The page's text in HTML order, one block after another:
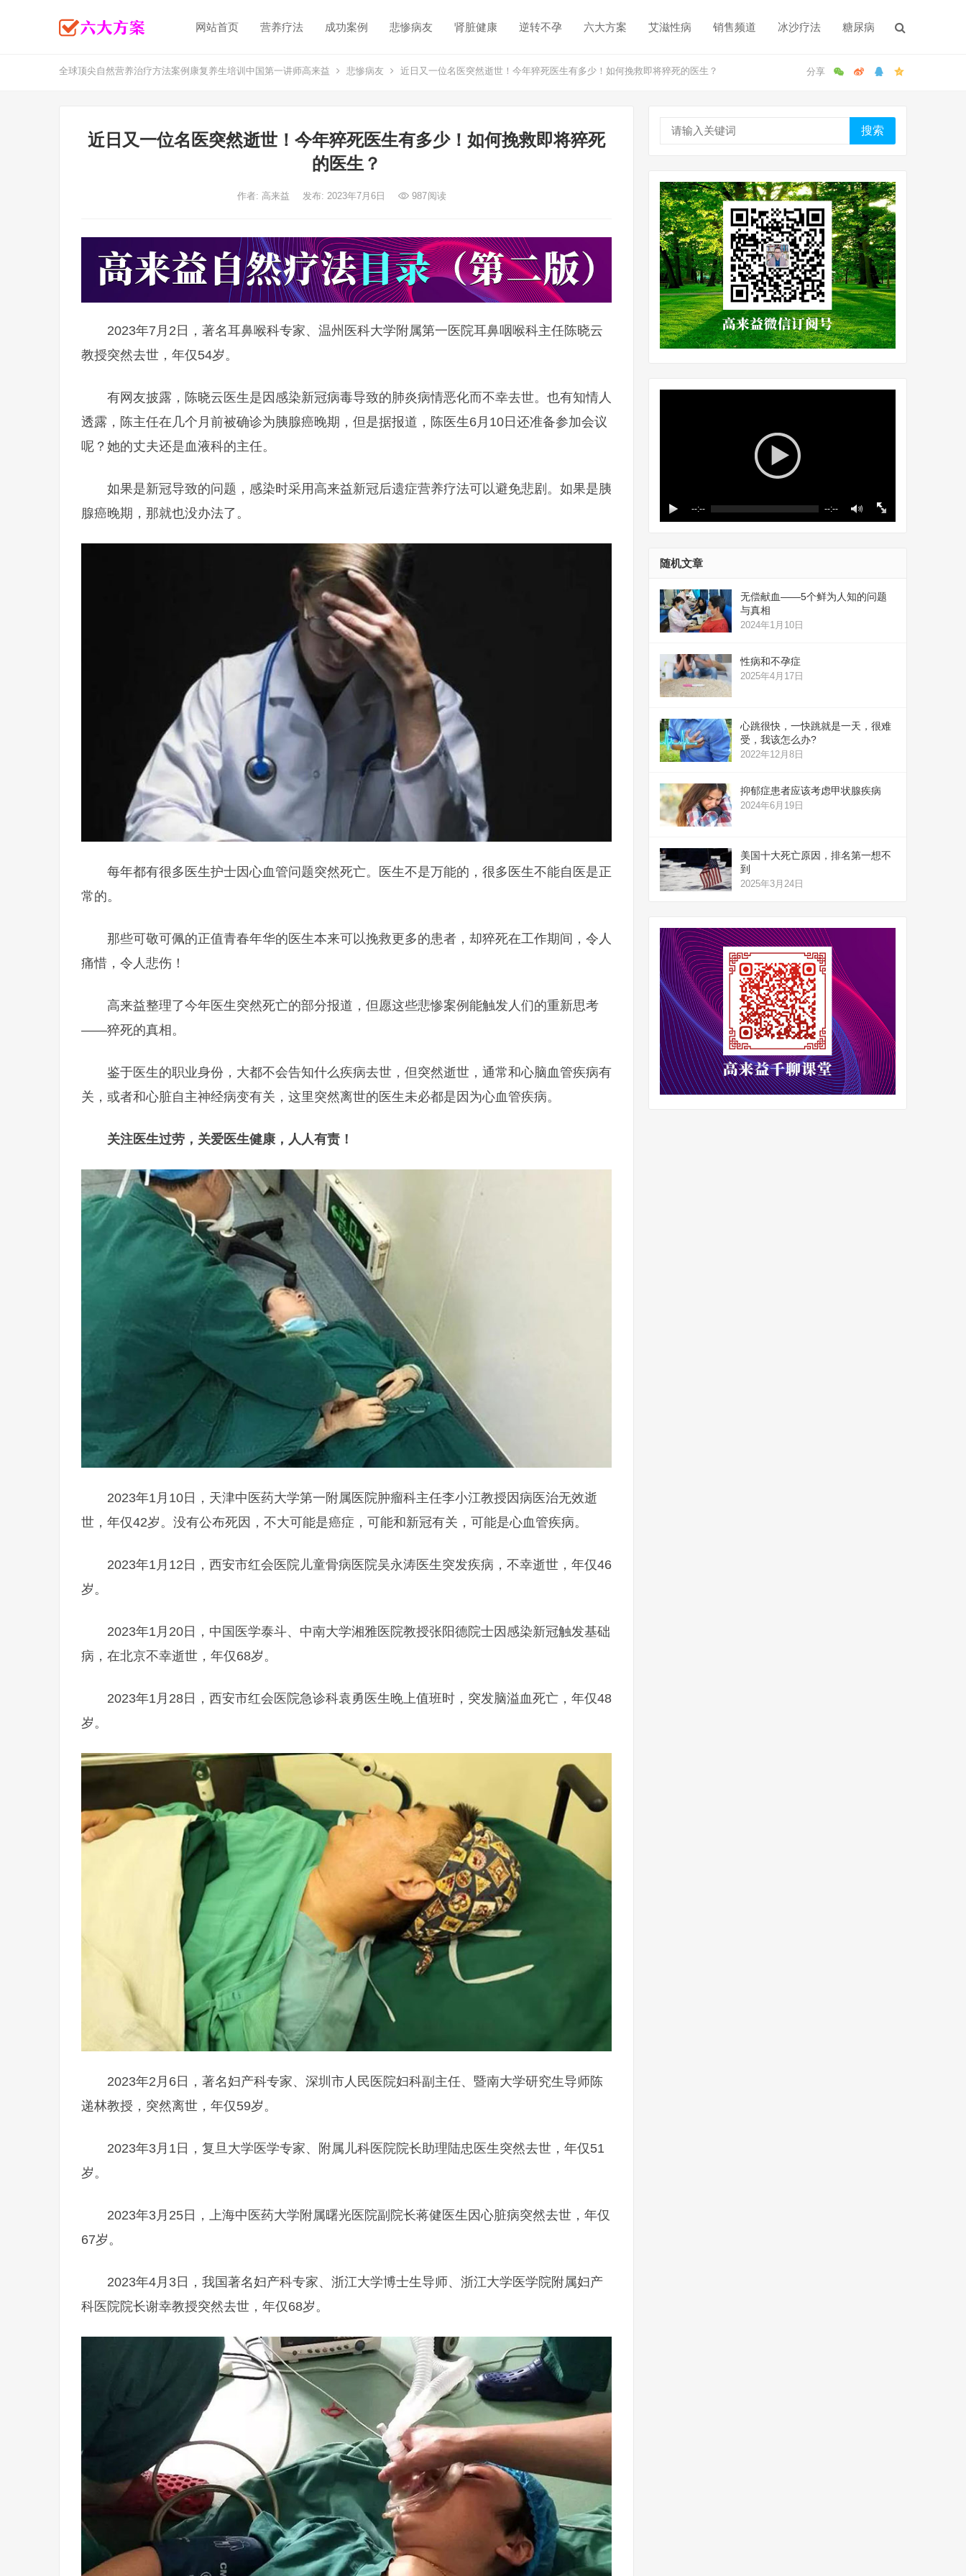
网站首页 营养疗法 成功案例 悲惨病友 肾脏健康 逆转不孕 六大方案 艾滋性病 销售频道 冰沙疗法 糖尿病
全球顶尖自然营养治疗方法案例康复养生培训中国第一讲师高来益 悲惨病友 近日又一位名医突然逝世！今年猝死医生有多少！如何挽救即将猝死的医生？
近日又一位名医突然逝世！今年猝死医生有多少！如何挽救即将猝死
的医生？
作者: 高来益 发布: 2023年7月6日 987阅读
2023年7月2日，著名耳鼻喉科专家、温州医科大学附属第一医院耳鼻咽喉科主任陈晓云
教授突然去世，年仅54岁。
有网友披露，陈晓云医生是因感染新冠病毒导致的肺炎病情恶化而不幸去世。也有知情人
透露，陈主任在几个月前被确诊为胰腺癌晚期，但是据报道，陈医生6月10日还准备参加会议
呢？她的丈夫还是血液科的主任。
如果是新冠导致的问题，感染时采用高来益新冠后遗症营养疗法可以避免悲剧。如果是胰
腺癌晚期，那就也没办法了。
每年都有很多医生护士因心血管问题突然死亡。医生不是万能的，很多医生不能自医是正
常的。
那些可敬可佩的正值青春年华的医生本来可以挽救更多的患者，却猝死在工作期间，令人
痛惜，令人悲伤！
高来益整理了今年医生突然死亡的部分报道，但愿这些悲惨案例能触发人们的重新思考
——猝死的真相。
鉴于医生的职业身份，大都不会告知什么疾病去世，但突然逝世，通常和心脑血管疾病有
关，或者和心脏自主神经病变有关，这里突然离世的医生未必都是因为心血管疾病。
关注医生过劳，关爱医生健康，人人有责！
2023年1月10日，天津中医药大学第一附属医院肿瘤科主任李小江教授因病医治无效逝
世，年仅42岁。没有公布死因，不大可能是癌症，可能和新冠有关，可能是心血管疾病。
2023年1月12日，西安市红会医院儿童骨病医院吴永涛医生突发疾病，不幸逝世，年仅46
岁。
2023年1月20日，中国医学泰斗、中南大学湘雅医院教授张阳德院士因感染新冠触发基础
病，在北京不幸逝世，年仅68岁。
2023年1月28日，西安市红会医院急诊科袁勇医生晚上值班时，突发脑溢血死亡，年仅48
岁。
2023年2月6日，著名妇产科专家、深圳市人民医院妇科副主任、暨南大学研究生导师陈
递林教授，突然离世，年仅59岁。
2023年3月1日，复旦大学医学专家、附属儿科医院院长助理陆忠医生突然去世，年仅51
岁。
2023年3月25日，上海中医药大学附属曙光医院副院长蒋健医生因心脏病突然去世，年仅
67岁。
2023年4月3日，我国著名妇产科专家、浙江大学博士生导师、浙江大学医学院附属妇产
科医院院长谢幸教授突然去世，年仅68岁。
搜索
--:-- --:--
随机文章
无偿献血——5个鲜为人知的问题
与真相
2024年1月10日
性病和不孕症
2025年4月17日
心跳很快，一快跳就是一天，很难
受，我该怎么办?
2022年12月8日
抑郁症患者应该考虑甲状腺疾病
2024年6月19日
美国十大死亡原因，排名第一想不
到
2025年3月24日